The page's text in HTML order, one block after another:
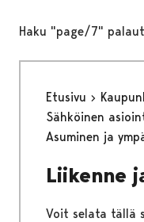
Haku "page/7"
Etusivu
Sähköinen
Asuminen ja
Liikenne
Voit selata tällä